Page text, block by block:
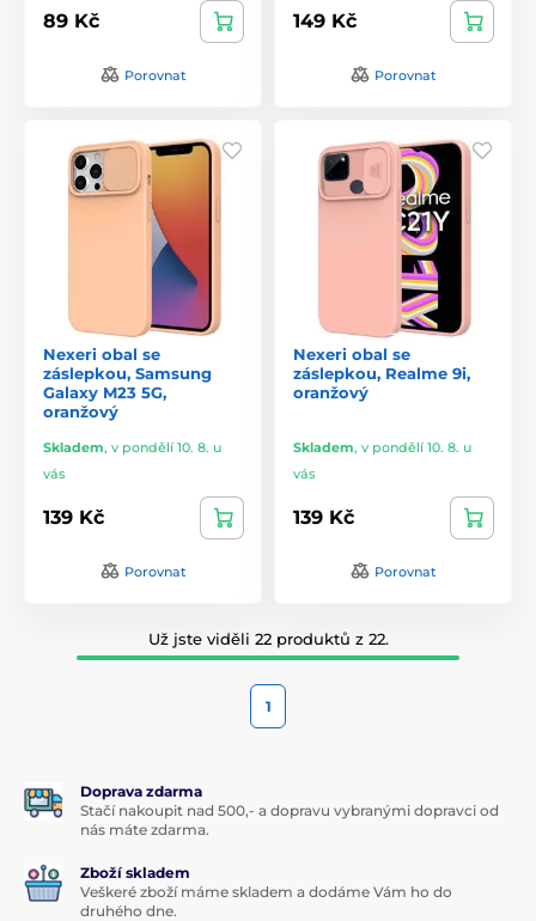
89 Kč
Porovnat
149 Kč
Porovnat
Nexeri obal se
záslepkou, Samsung
Galaxy M23 5G,
oranžový
Skladem, v pondělí 10. 8. u
vás
139 Kč
Porovnat
Nexeri obal se
záslepkou, Realme 9i,
oranžový
Skladem, v pondělí 10. 8. u
vás
139 Kč
Porovnat
Už jste viděli 22 produktů z 22.
1
Doprava zdarma
Stačí nakoupit nad 500,- a dopravu vybranými dopravci od
nás máte zdarma.
Zboží skladem
Veškeré zboží máme skladem a dodáme Vám ho do
druhého dne.